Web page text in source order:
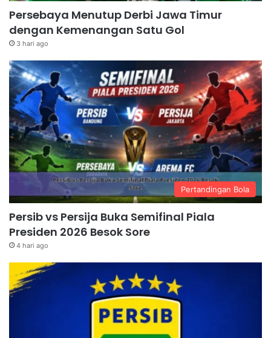
Persebaya Menutup Derbi Jawa Timur
dengan Kemenangan Satu Gol
3 hari ago
Pertandingan Bola
Persib vs Persija Buka Semifinal Piala
Presiden 2026 Besok Sore
4 hari ago